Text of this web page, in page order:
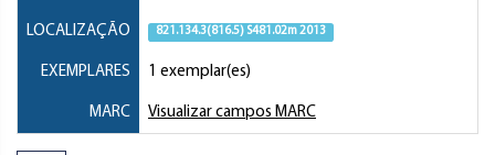
LOCALIZAÇÃO 821.134.3(816.5) S481.02m 2013
EXEMPLARES 1 exemplar(es)
MARC Visualizar campos MARC